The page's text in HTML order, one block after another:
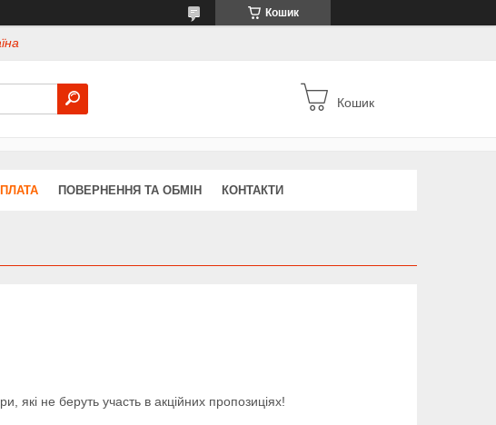
Кошик
Кошик
ПОВЕРНЕННЯ ТА ОБМІН КОНТАКТИ
які не беруть участь в акційних пропозиціях!